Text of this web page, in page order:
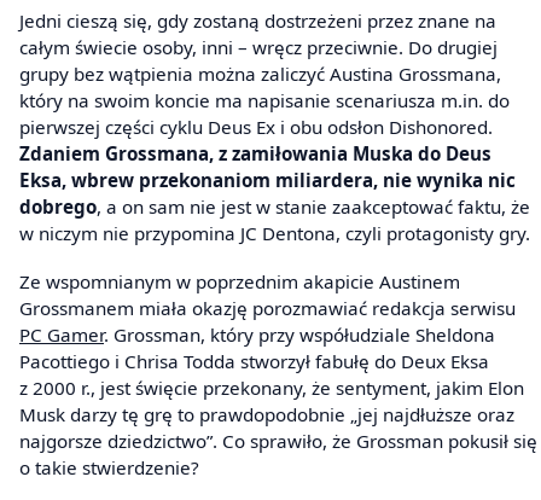
Jedni cieszą się, gdy zostaną dostrzeżeni przez znane na
całym świecie osoby, inni – wręcz przeciwnie. Do drugiej
grupy bez wątpienia można zaliczyć Austina Grossmana,
który na swoim koncie ma napisanie scenariusza m.in. do
pierwszej części cyklu Deus Ex i obu odsłon Dishonored.
Zdaniem Grossmana, z zamiłowania Muska do Deus
Eksa, wbrew przekonaniom miliardera, nie wynika nic
dobrego, a on sam nie jest w stanie zaakceptować faktu, że
w niczym nie przypomina JC Dentona, czyli protagonisty gry.
Ze wspomnianym w poprzednim akapicie Austinem
Grossmanem miała okazję porozmawiać redakcja serwisu
PC Gamer. Grossman, który przy współudziale Sheldona
Pacottiego i Chrisa Todda stworzył fabułę do Deux Eksa
z 2000 r., jest święcie przekonany, że sentyment, jakim Elon
Musk darzy tę grę to prawdopodobnie „jej najdłuższe oraz
najgorsze dziedzictwo”. Co sprawiło, że Grossman pokusił się
o takie stwierdzenie?